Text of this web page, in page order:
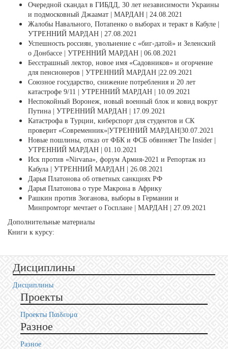
Очередной скандал в ГИБДД, 30 лет независимости Украины
и подмосковный Джаамат | МАРДАН | 24.08.2021
Жалобы Навального, Потапенко о выборах и теракт в Кабуле |
УТРЕННИЙ МАРДАН | 27.08.2021
Успешность россиян, увольнение с «биг-датой» и Зеленский
о Донбассе | УТРЕННИЙ МАРДАН | 06.08.2021
Бесстрашный лектор, новое имя «Садовников» и огорчение
для пенсионеров | УТРЕННИЙ МАРДАН |22.09.2021
Союзное государство, снижение потребления и 20 лет
катастрофе 9/11 | УТРЕННИЙ МАРДАН | 10.09.2021
Неспокойный Воронеж, новый военный блок и ковид вокруг
Путина | УТРЕННИЙ МАРДАН | 17.09.2021
Катастрофа в Турции, киберспорт для студентов и СК
проверит «Современник»|УТРЕННИЙ МАРДАН|30.07.2021
Новые пошлины, отказ от ФБК и ФСБ обвиняет The Insider |
УТРЕННИЙ МАРДАН | 01.10.2021
Иск против «Nirvana», форум Армия-2021 и Репортаж из
Кабула | УТРЕННИЙ МАРДАН | 26.08.2021
Дарья Платонова об ответных санкциях РФ
Дарья Платонова о туре Макрона в Африку
Рашкин против Зюганова, выборы в Германии и
Минпромторг мечтает о Госплане | МАРДАН | 27.09.2021
Дополнительные материалы
Книги к курсу:
Дисциплины
Дисциплины
Проекты
Проекты Пαιδευμα
Разное
Разное